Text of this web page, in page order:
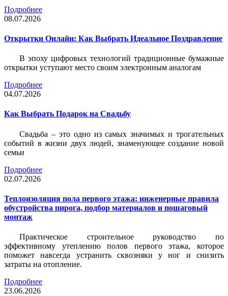
Подробнее
08.07.2026
Открытки Онлайн: Как Выбрать Идеальное Поздравление
В эпоху цифровых технологий традиционные бумажные
открытки уступают место своим электронным аналогам
Подробнее
04.07.2026
Как Выбрать Подарок на Свадьбу
Свадьба – это одно из самых значимых и трогательных
событий в жизни двух людей, знаменующее создание новой
семьи
Подробнее
02.07.2026
Теплоизоляция пола первого этажа: инженерные правила
обустройства пирога, подбор материалов и пошаговый
монтаж
Практическое строительное руководство по
эффективному утеплению полов первого этажа, которое
поможет навсегда устранить сквозняки у ног и снизить
затраты на отопление.
Подробнее
23.06.2026